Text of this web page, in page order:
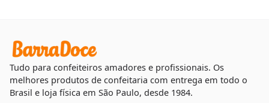
Tudo para confeiteiros amadores e profissionais. Os
melhores produtos de confeitaria com entrega em todo o
Brasil e loja física em São Paulo, desde 1984.